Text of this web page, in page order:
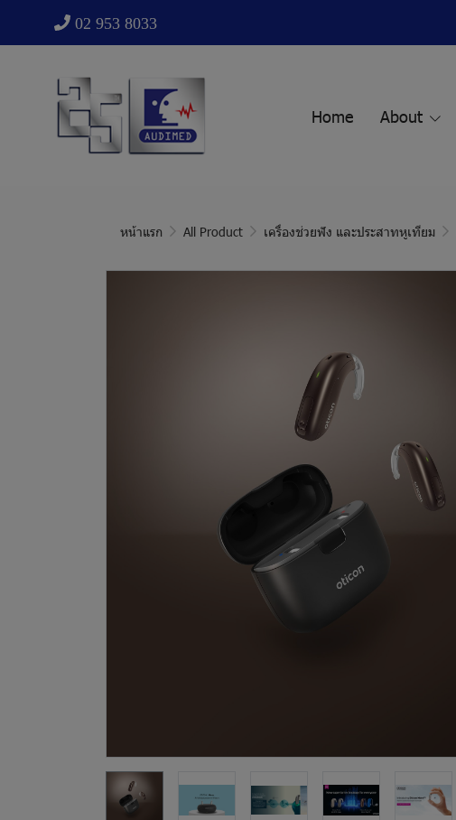
02 953 8033
Home About
หน้าแรก All Product เครื่องช่วยฟัง และประสาทหูเทียม